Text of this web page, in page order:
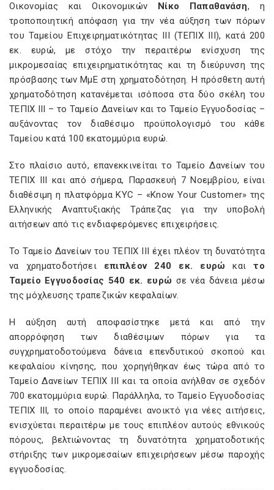
Οικονομίας και Οικονομικών Νίκο Παπαθανάση, η
τροποποιητική απόφαση για την νέα αύξηση των πόρων
του Ταμείου Επιχειρηματικότητας ΙΙΙ (ΤΕΠΙΧ ΙΙΙ), κατά 200
εκ. ευρώ, με στόχο την περαιτέρω ενίσχυση της
μικρομεσαίας επιχειρηματικότητας και τη διεύρυνση της
πρόσβασης των ΜμΕ στη χρηματοδότηση. Η πρόσθετη αυτή
χρηματοδότηση κατανέμεται ισόποσα στα δύο σκέλη του
ΤΕΠΙΧ ΙΙΙ – το Ταμείο Δανείων και το Ταμείο Εγγυοδοσίας –
αυξάνοντας τον διαθέσιμο προϋπολογισμό του κάθε
Ταμείου κατά 100 εκατομμύρια ευρώ.
Στο πλαίσιο αυτό, επανεκκινείται το Ταμείο Δανείων του
ΤΕΠΙΧ ΙΙΙ και από σήμερα, Παρασκευή 7 Νοεμβρίου, είναι
διαθέσιμη η πλατφόρμα KYC – «Know Your Customer» της
Ελληνικής Αναπτυξιακής Τράπεζας για την υποβολή
αιτήσεων από τις ενδιαφερόμενες επιχειρήσεις.
Το Ταμείο Δανείων του ΤΕΠΙΧ ΙΙΙ έχει πλέον τη δυνατότητα
να χρηματοδοτήσει επιπλέον 240 εκ. ευρώ καιτο
Ταμείο Εγγυοδοσίας 540 εκ. ευρώ σε νέα δάνεια μέσω
της μόχλευσης τραπεζικών κεφαλαίων.
Η αύξηση αυτή αποφασίστηκε μετά και από την
απορρόφηση των διαθέσιμων πόρων για τα
συγχρηματοδοτούμενα δάνεια επενδυτικού σκοπού και
κεφαλαίου κίνησης, που χορηγήθηκαν έως τώρα από το
Ταμείο Δανείων ΤΕΠΙΧ ΙΙΙ και τα οποία ανήλθαν σε σχεδόν
700 εκατομμύρια ευρώ. Παράλληλα, το Ταμείο Εγγυοδοσίας
ΤΕΠΙΧ ΙΙΙ, το οποίο παραμένει ανοικτό για νέες αιτήσεις,
ενισχύεται περαιτέρω με τους επιπλέον αυτούς εθνικούς
πόρους, βελτιώνοντας τη δυνατότητα χρηματοδοτικής
στήριξης των μικρομεσαίων επιχειρήσεων μέσω παροχής
εγγυοδοσίας.